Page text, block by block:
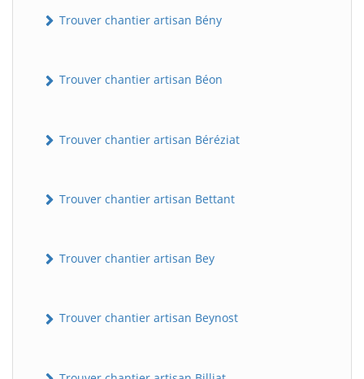
Trouver chantier artisan Bény
Trouver chantier artisan Béon
Trouver chantier artisan Béréziat
Trouver chantier artisan Bettant
Trouver chantier artisan Bey
Trouver chantier artisan Beynost